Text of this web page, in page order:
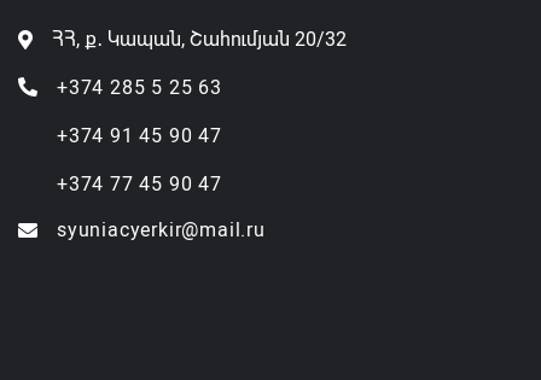
ՀՀ, ք․ Կապան, Շահումյան 20/32
+374 285 5 25 63
+374 91 45 90 47
+374 77 45 90 47
syuniacyerkir@mail.ru